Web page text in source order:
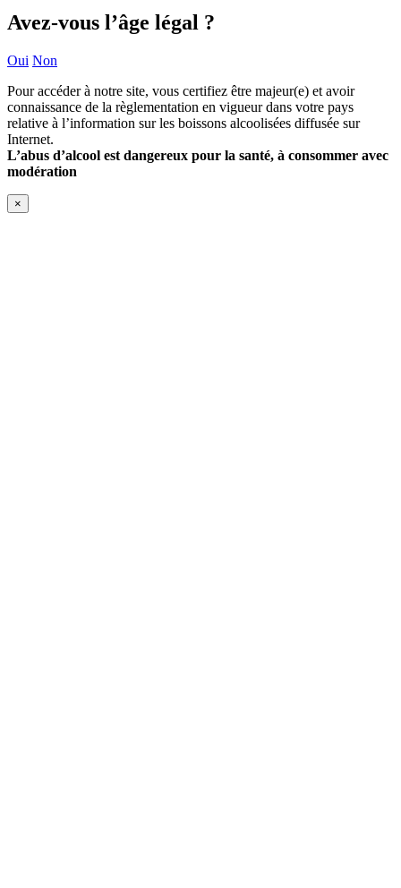
Avez-vous l’âge légal ?
Oui Non
Pour accéder à notre site, vous certifiez être majeur(e) et avoir
connaissance de la règlementation en vigueur dans votre pays
relative à l’information sur les boissons alcoolisées diffusée sur
Internet.
L’abus d’alcool est dangereux pour la santé, à consommer avec
modération
×